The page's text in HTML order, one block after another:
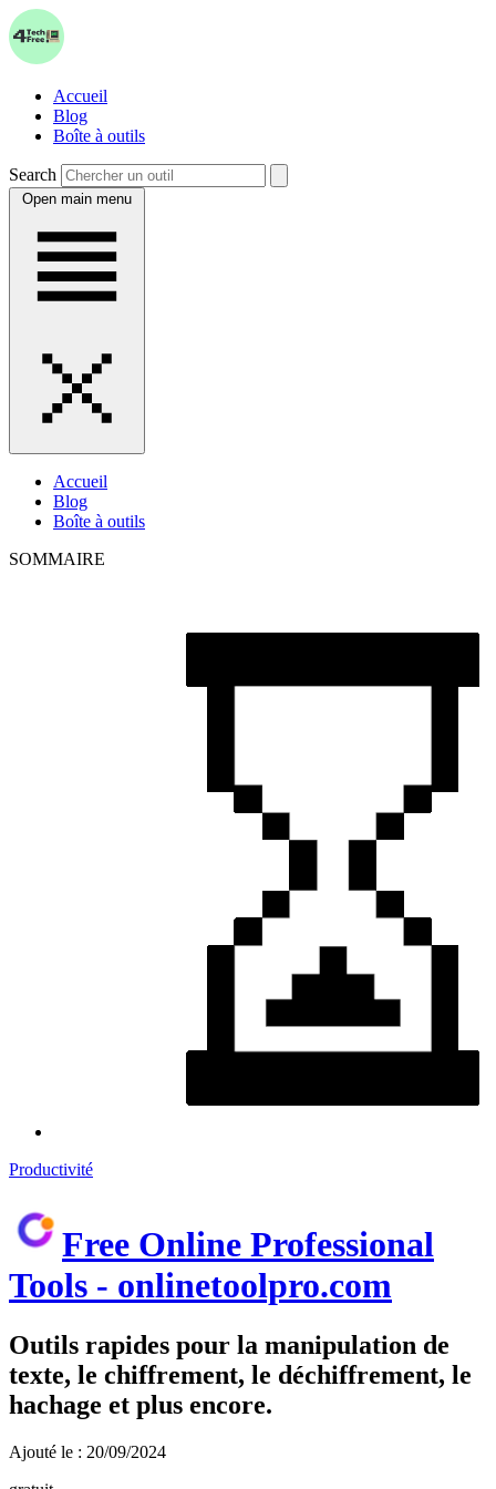
Accueil
Blog
Boîte à outils
Search
Open main menu
Accueil
Blog
Boîte à outils
SOMMAIRE
Productivité
Free Online Professional
Tools - onlinetoolpro.com
Outils rapides pour la manipulation de
texte, le chiffrement, le déchiffrement, le
hachage et plus encore.
Ajouté le : 20/09/2024